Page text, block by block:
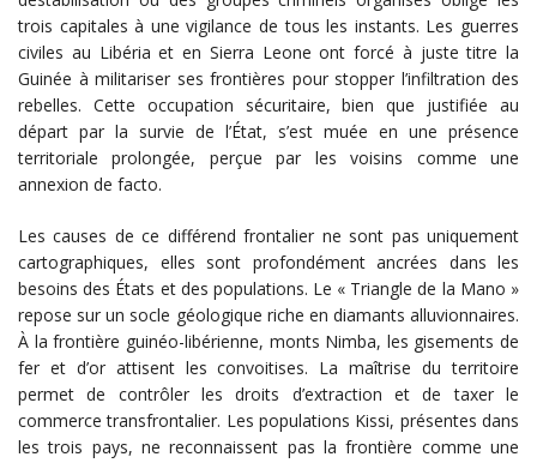
trois capitales à une vigilance de tous les instants. Les guerres
civiles au Libéria et en Sierra Leone ont forcé à juste titre la
Guinée à militariser ses frontières pour stopper l’infiltration des
rebelles. Cette occupation sécuritaire, bien que justifiée au
départ par la survie de l’État, s’est muée en une présence
territoriale prolongée, perçue par les voisins comme une
annexion de facto.
Les causes de ce différend frontalier ne sont pas uniquement
cartographiques, elles sont profondément ancrées dans les
besoins des États et des populations. Le « Triangle de la Mano »
repose sur un socle géologique riche en diamants alluvionnaires.
À la frontière guinéo-libérienne, monts Nimba, les gisements de
fer et d’or attisent les convoitises. La maîtrise du territoire
permet de contrôler les droits d’extraction et de taxer le
commerce transfrontalier. Les populations Kissi, présentes dans
les trois pays, ne reconnaissent pas la frontière comme une